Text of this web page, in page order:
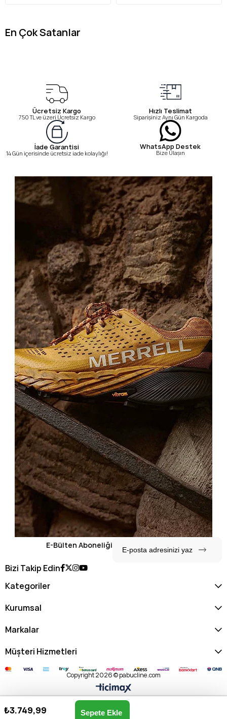
En Çok Satanlar
Ücretsiz Kargo
750 TL ve üzeri Ücretsiz Kargo
Hızlı Teslimat
Siparişiniz Aynı Gün Kargoda
İade Garantisi
14 Gün içerisinde ücretsiz iade kolaylığı!
WhatsApp Destek
Bize Ulaşın
E-Bülten Aboneliği
Bizi Takip Edin
Kategoriler
Kurumsal
Markalar
Müşteri Hizmetleri
Copyright 2026 © pabucline.com
U.s. Polo Assn. Kadın Omuz Çantası US25100-SİYAH
₺3.749,99
Anasayfa Favorilerim